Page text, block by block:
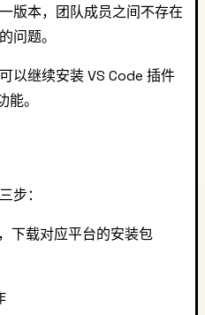
版本，团队成员之间不存在
问题。
以继续安装 VS Code 插件
。
步：
下载对应平台的安装包